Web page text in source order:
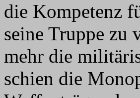
die Kompetenz
seine Truppe zu
mehr die
schien die